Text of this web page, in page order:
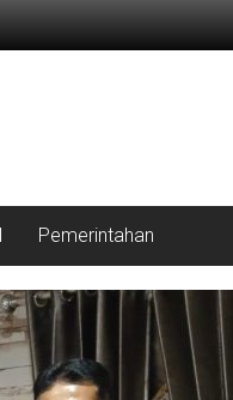
Pemerintahan